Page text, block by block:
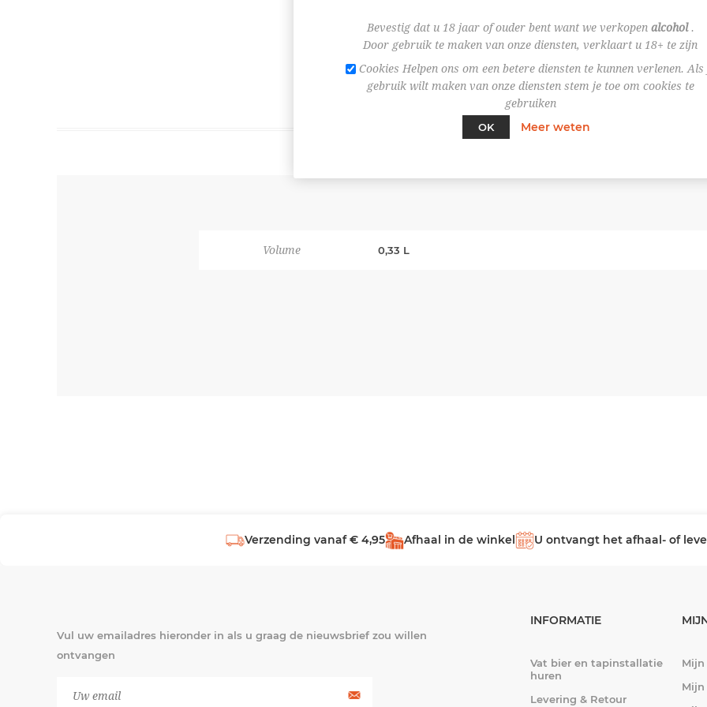
Volume 0,33 L
Verzending vanaf € 4,95 Afhaal in de winkel U ontvangt het afhaal- of
Vul uw emailadres hieronder in als u graag de nieuwsbrief zou willen
ontvangen
INFORMATIE
Vat bier en tapinstallatie
huren
Levering & Retour
Mijn
Mijn
Bevestig dat u 18 jaar of ouder bent want we verkopen alcohol.
Door gebruik te maken van onze diensten, verklaart u 18+ te zijn
Cookies Helpen ons om een betere diensten te kunnen verlenen. Als
gebruik wilt maken van onze diensten stem je toe om cookies te
gebruiken
OK
Meer weten